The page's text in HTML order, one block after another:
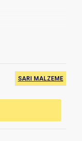
SARI MALZEME